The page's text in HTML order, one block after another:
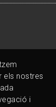
els nostres
i